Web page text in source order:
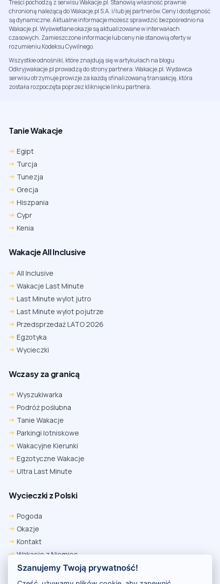
Treści pochodzą z serwisu Wakacje.pl. Stanowią własność prawnie
chronioną należącą do Wakacje.pl S.A. i/lub jej partnerów. Ceny i dostępność
są dynamiczne. Aktualne informacje możesz sprawdzić bezpośrednio na
Wakacje.pl. Wyświetlane okazje są aktualizowane w interwałach
czasowych. Zamieszczone informacje lub ceny nie stanowią oferty w
rozumieniu Kodeksu Cywilnego.
Wszystkie odnośniki, które znajdują się w artykułach na blogu
Odkryjwakacje.pl prowadzą do strony partnera: Wakacje.pl. Wydawca
serwisu otrzymuje prowizje za każdą sfinalizowaną transakcję, która
została rozpoczęta poprzez kliknięcie linku partnera.
Tanie Wakacje
Egipt
Turcja
Tunezja
Grecja
Hiszpania
Cypr
Kenia
Wakacje All Inclusive
All Inclusive
Wakacje Last Minute
Last Minute wylot jutro
Last Minute wylot pojutrze
Przedsprzedaż LATO 2026
Egzotyka
Wycieczki
Wczasy za granicą
Wyszukiwarka
Podróż poślubna
Tanie Wakacje
Parkingi lotniskowe
Wakacyjne Kierunki
Egzotyczne Wakacje
Ultra Last Minute
Wycieczki z Polski
Pogoda
Okazje
Kontakt
Wakacje z Niemiec
Polityka Prywatności
Wakacje w Egipcie
Szanujemy Twoją prywatność!